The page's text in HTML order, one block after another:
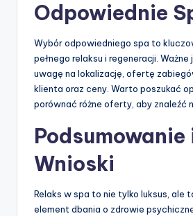
Odpowiednie
Wybór odpowiedniego spa to
pełnego relaksu i regeneracji.
uwagę na lokalizację, ofertę
klienta oraz ceny. Warto poszukać
porównać różne oferty, aby znaleźć
Podsumowanie
Wnioski
Relaks w spa to nie tylko luksus, ale
element dbania o zdrowie